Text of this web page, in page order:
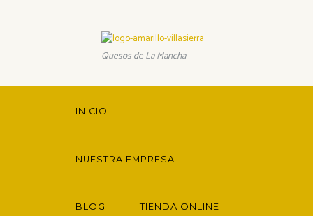
Quesos de La Mancha
INICIO
NUESTRA EMPRESA
BLOG TIENDA ONLINE